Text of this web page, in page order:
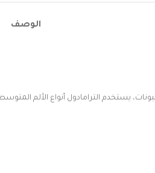
الوصف
يستخدم الترامادول أنواع الألم